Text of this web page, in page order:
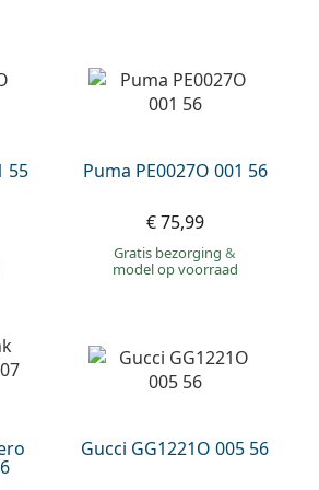
55 Puma PE0027O 001 56
€ 75,99
Gratis bezorging&
model op voorraad
Gucci GG1221O 005 56